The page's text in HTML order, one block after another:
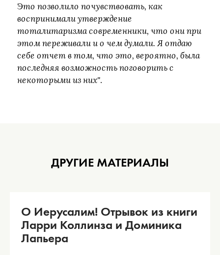
Это позволило почувствовать, как
воспринимали утверждение
тоталитаризма современники, что они при
этом переживали и о чем думали. Я отдаю
себе отчет в том, что это, вероятно, была
последняя возможность поговорить с
некоторыми из них".
ДРУГИЕ МАТЕРИАЛЫ
О Иерусалим! Отрывок из книги
Ларри Коллинза и Доминика
Лапьера